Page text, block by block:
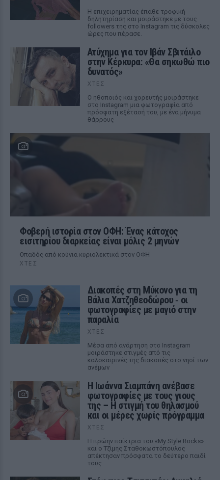
Η επιχειρηματίας έπαθε τροφική
δηλητηρίαση και μοιράστηκε με τους
followers της στο Instagram τις δύσκολες
ώρες που πέρασε.
Ατύχημα για τον Ιβάν Σβιτάιλο
στην Κέρκυρα: «Θα σηκωθώ πιο
δυνατός»
ΧΤΕΣ
Ο ηθοποιός και χορευτής μοιράστηκε
στο Instagram μια φωτογραφία από
πρόσφατη εξέτασή του, με ένα μήνυμα
θάρρους
Φοβερή ιστορία στον ΟΦΗ: Ένας κάτοχος
εισιτηρίου διαρκείας είναι μόλις 2 μηνών
Οπαδός από κούνια κυριολεκτικά στον ΟΦΗ
ΧΤΕΣ
Διακοπές στη Μύκονο για τη
Βάλια Χατζηθεοδώρου ‑ οι
φωτογραφίες με μαγιό στην
παραλία
ΧΤΕΣ
Μέσα από ανάρτηση στο Instagram
μοιράστηκε στιγμές από τις
καλοκαιρινές της διακοπές στο νησί των
ανέμων
H Ιωάννα Σιαμπάνη ανέβασε
φωτογραφίες με τους γιους
της – Η στιγμή του θηλασμού
και οι μέρες χωρίς πρόγραμμα
ΧΤΕΣ
Η πρώην παίκτρια του «My Style Rocks»
και ο Τζίμης Σταθοκωστόπουλος
απέκτησαν πρόσφατα το δεύτερο παιδί
τους